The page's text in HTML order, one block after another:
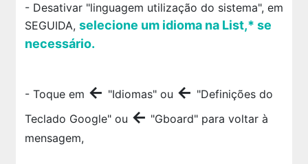
- Desativar "linguagem utilização do sistema", em
SEGUIDA, selecione um idioma na List,* se
necessário.
- Toque em ← "Idiomas" ou ← "Definições do
Teclado Google" ou ← "Gboard" para voltar à
mensagem,